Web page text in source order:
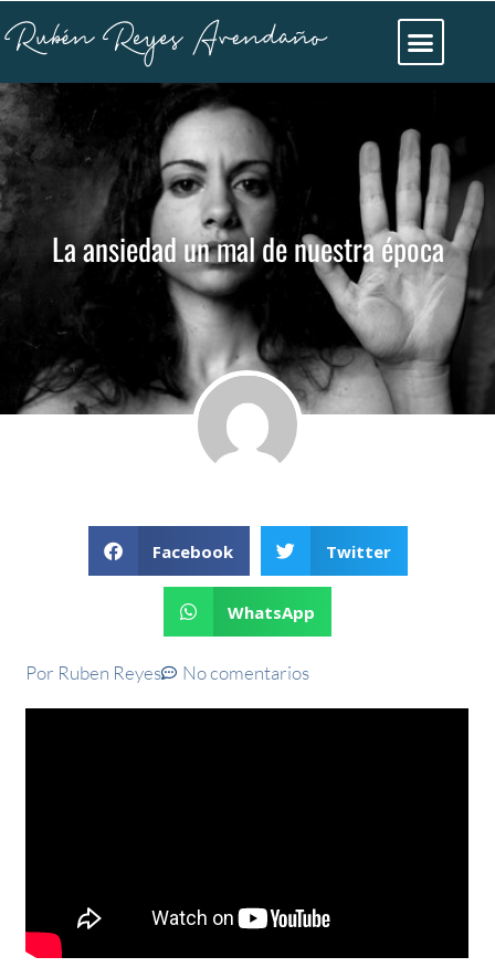
La ansiedad un mal de nuestra época
Facebook Twitter
WhatsApp
Por Ruben Reyes No comentarios